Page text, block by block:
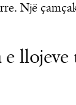
Një
e